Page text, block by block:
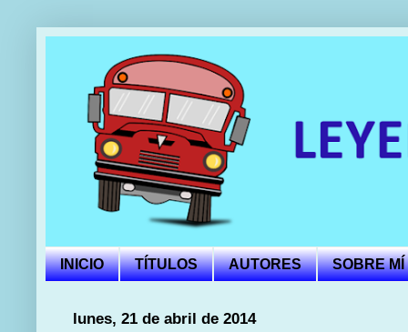
INICIO TÍTULOS AUTORES SOBRE MÍ
lunes, 21 de abril de 2014